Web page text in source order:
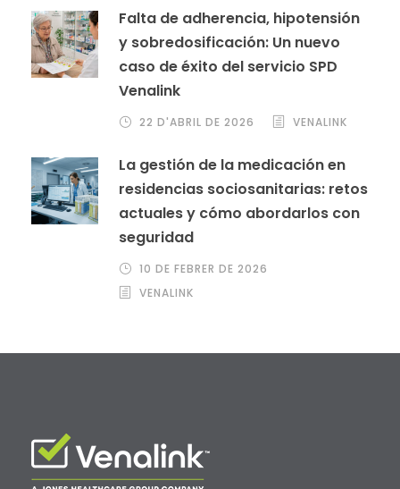
Falta de adherencia, hipotensión
y sobredosificación: Un nuevo
caso de éxito del servicio SPD
Venalink
22 D'ABRIL DE 2026 VENALINK
La gestión de la medicación en
residencias sociosanitarias: retos
actuales y cómo abordarlos con
seguridad
10 DE FEBRER DE 2026
VENALINK